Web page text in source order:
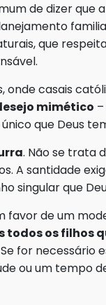
de dizer que
que
onde casais
mimético
que Deus
. Não se trata
A santidade
singular que
favor de um
todos os filhos
Se for necessário
ou um tempo